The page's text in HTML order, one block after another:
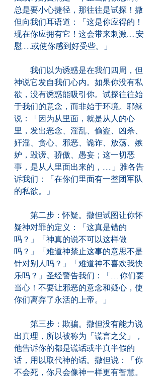
总是要小心捷径，那往往是试探！撒
但向我们耳语道：「这是你应得的！
现在你应拥有它！这会带来刺激......安
慰......或使你感到好受些。」
我们以为诱惑是在我们四周，但
神说它发自我们心内。如果你没有私
欲，没有诱惑能吸引你。试探往往始
于我们的意念，而非始于环境。耶稣
说：「因为从里面，就是从人的心
里，发出恶念、淫乱、偷盗、凶杀、
奸淫、贪心、邪恶、诡诈、放荡、嫉
妒，毁谤、骄傲、愚妄；这一切恶
事，是从人里面出来的，......」雅各告
诉我们：「在你们里面有一整团军队
的私欲。」
第二步：怀疑。撒但试图让你怀
疑神对罪的定义：「这真是错的
吗？」「神真的说不可以这样做
吗？」「难道神禁止这事的意思不是
针对别人吗？」「难道神不喜欢我快
乐吗？」圣经警告我们：「......你们要
当心！不要让邪恶的意念和疑心，使
你们离弃了永活的上帝。」
第三步：欺骗。撒但没有能力说
出真理，所以被称为「谎言之父」，
他告诉你的都是谎话或半真半假的
话，用以取代神的话。撒但说：「你
不会死，你只会像神一样更有智慧。